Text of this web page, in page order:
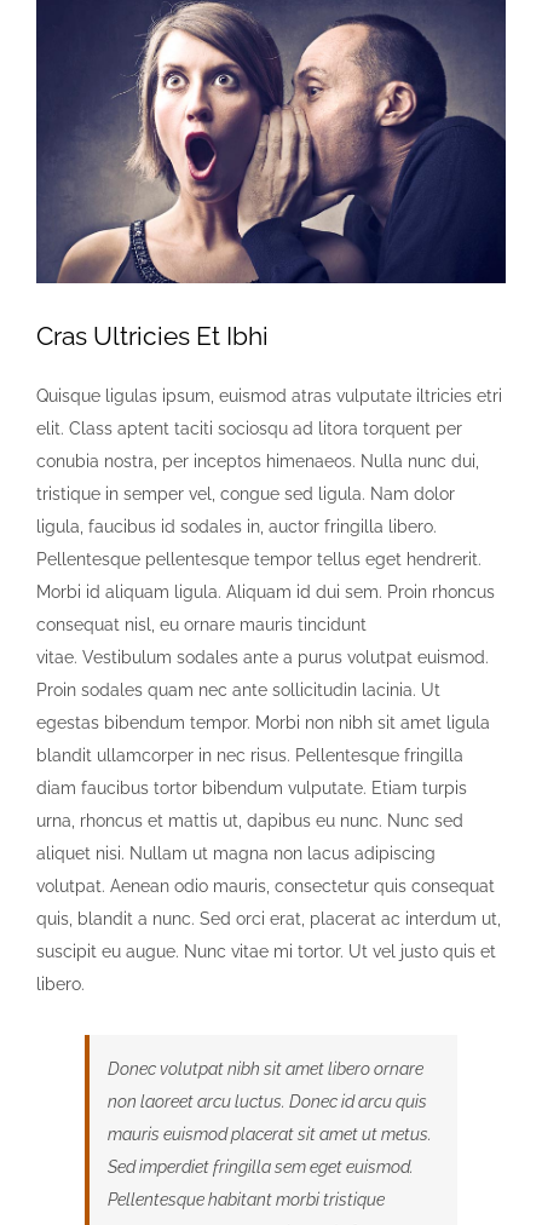
Cras Ultricies Et Ibhi
Quisque ligulas ipsum, euismod atras vulputate iltricies etri
elit. Class aptent taciti sociosqu ad litora torquent per
conubia nostra, per inceptos himenaeos. Nulla nunc dui,
tristique in semper vel, congue sed ligula. Nam dolor
ligula, faucibus id sodales in, auctor fringilla libero.
Pellentesque pellentesque tempor tellus eget hendrerit.
Morbi id aliquam ligula. Aliquam id dui sem. Proin rhoncus
consequat nisl, eu ornare mauris tincidunt
vitae. Vestibulum sodales ante a purus volutpat euismod.
Proin sodales quam nec ante sollicitudin lacinia. Ut
egestas bibendum tempor. Morbi non nibh sit amet ligula
blandit ullamcorper in nec risus. Pellentesque fringilla
diam faucibus tortor bibendum vulputate. Etiam turpis
urna, rhoncus et mattis ut, dapibus eu nunc. Nunc sed
aliquet nisi. Nullam ut magna non lacus adipiscing
volutpat. Aenean odio mauris, consectetur quis consequat
quis, blandit a nunc. Sed orci erat, placerat ac interdum ut,
suscipit eu augue. Nunc vitae mi tortor. Ut vel justo quis et
libero.
Donec volutpat nibh sit amet libero ornare
non laoreet arcu luctus. Donec id arcu quis
mauris euismod placerat sit amet ut metus.
Sed imperdiet fringilla sem eget euismod.
Pellentesque habitant morbi tristique